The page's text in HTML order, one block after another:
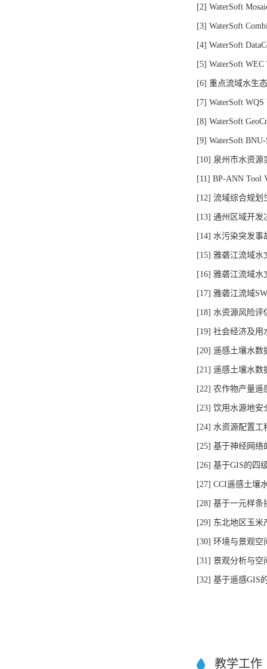
[2] WaterSoft
[3] WaterSoft
[4] WaterSoft
[5] WaterSoft
[6] 重点流域水生
[7] WaterSoft
[8] WaterSoft
[9] WaterSoft
[10] 泉州市水资源
[11] BP-ANN Tool
[12] 流域综合规划
[13] 通州区域开发
[14] 水污染突发事
[15] 雅砻江流域水
[16] 雅砻江流域水
[17] 雅砻江流域
[18] 水资源风险评
[19] 社会经济及用
[20] 遥感土壤水数
[21] 遥感土壤水数
[22] 农作物产量遥
[23] 饮用水源地安
[24] 水资源配置工
[25] 基于神经网络
[26] 基于GIS的四
[27] CCI遥感土壤
[28] 基于一元样条
[29] 东北地区玉米
[30] 环境与景观空
[31] 景观分析与空
[32] 基于遥感GIS
教学工作